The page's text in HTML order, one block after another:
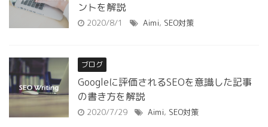
ントを解説
2020/8/1 Aimi, SEO対策
ブログ
Googleに評価されるSEOを意識した記事
の書き方を解説
2020/7/29 Aimi, SEO対策